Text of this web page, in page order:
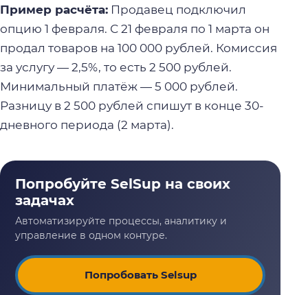
Пример расчёта: Продавец подключил
опцию 1 февраля. С 21 февраля по 1 марта он
продал товаров на 100 000 рублей. Комиссия
за услугу — 2,5%, то есть 2 500 рублей.
Минимальный платёж — 5 000 рублей.
Разницу в 2 500 рублей спишут в конце 30-
дневного периода (2 марта).
Попробовать Selsup